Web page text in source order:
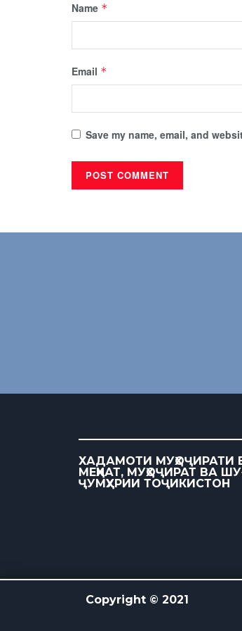
Name *
Email *
Save my name, email, and
ХАДАМОТИ МУҲОҶИРАТИ
МЕҲНАТ, МУҲОҶИРАТ ВА
ҶУМҲУРИИ ТОҶИКИСТОН
Copyright © 2021